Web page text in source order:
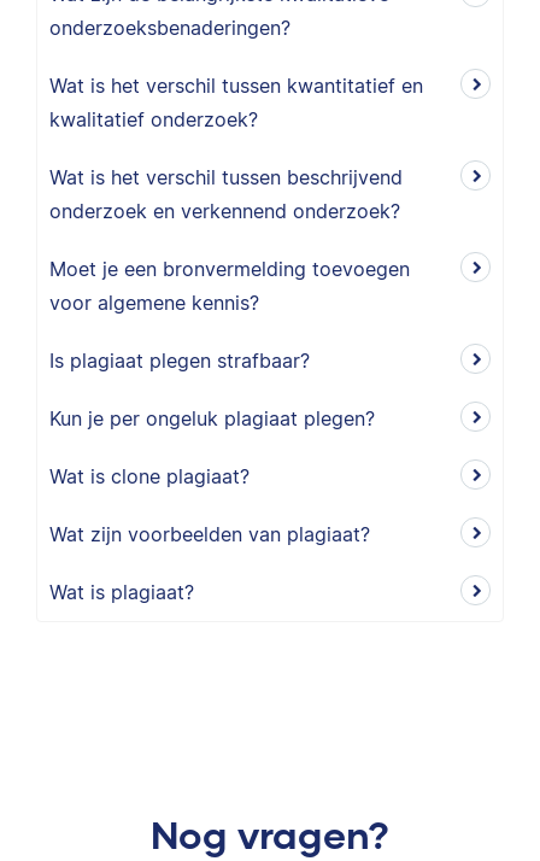
onderzoeksbenaderingen?
Wat is het verschil tussen kwantitatief en
kwalitatief onderzoek?
Wat is het verschil tussen beschrijvend
onderzoek en verkennend onderzoek?
Moet je een bronvermelding toevoegen
voor algemene kennis?
Is plagiaat plegen strafbaar?
Kun je per ongeluk plagiaat plegen?
Wat is clone plagiaat?
Wat zijn voorbeelden van plagiaat?
Wat is plagiaat?
Nog vragen?